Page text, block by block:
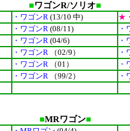
■ワゴンR/ソリオ■
・ワゴンR (13/10 中) ★
・ワゴンR (08/11) ・
・ワゴンR (04/6) ・
・ワゴンR （02/9） ・
・ワゴンR （01） ・
・ワゴンR （99/2） ・
■MRワゴン■